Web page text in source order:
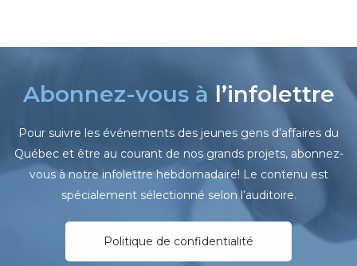
Abonnez-vous à l’infolettre
Pour suivre les événements des jeunes gens d’affaires du
Québec et être au courant de nos grands projets, abonnez-
vous à notre infolettre hebdomadaire! Le contenu est
spécialement sélectionné selon l’auditoire.
Politique de confidentialité